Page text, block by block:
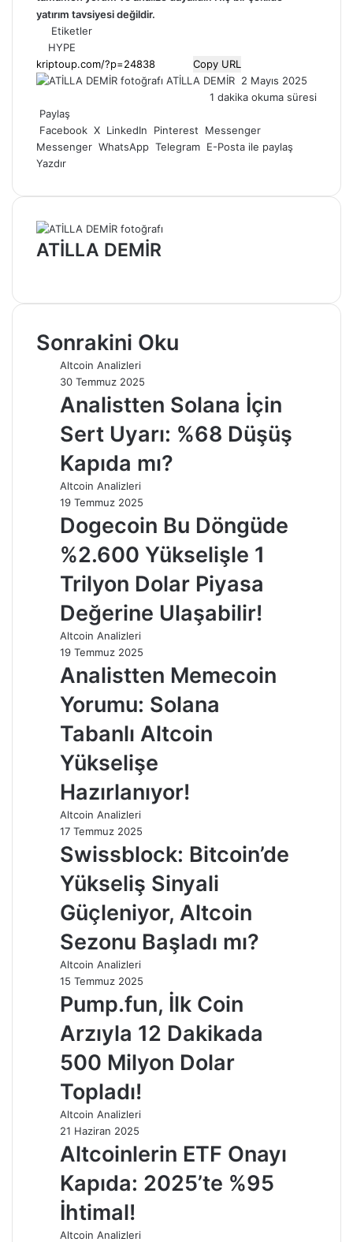
yatırım tavsiyesi değildir.
Etiketler
HYPE
Copy URL
ATİLLA DEMİR Bir
e-
göndermek
2 Mayıs 2025
1 dakika okuma süresi
Paylaş
Facebook X LinkedIn Pinterest
Messenger
Messenger WhatsApp Telegram E-Posta ile paylaş
Yazdır
ATİLLA DEMİR
Sonrakini Oku
Altcoin Analizleri
30 Temmuz 2025
Analistten Solana İçin
Sert Uyarı: %68 Düşüş
Kapıda mı?
Altcoin Analizleri
19 Temmuz 2025
Dogecoin Bu Döngüde
%2.600 Yükselişle 1
Trilyon Dolar Piyasa
Değerine Ulaşabilir!
Altcoin Analizleri
19 Temmuz 2025
Analistten Memecoin
Yorumu: Solana
Tabanlı Altcoin
Yükselişe
Hazırlanıyor!
Altcoin Analizleri
17 Temmuz 2025
Swissblock: Bitcoin’de
Yükseliş Sinyali
Güçleniyor, Altcoin
Sezonu Başladı mı?
Altcoin Analizleri
15 Temmuz 2025
Pump.fun, İlk Coin
Arzıyla 12 Dakikada
500 Milyon Dolar
Topladı!
Altcoin Analizleri
21 Haziran 2025
Altcoinlerin ETF Onayı
Kapıda: 2025’te %95
İhtimal!
Altcoin Analizleri